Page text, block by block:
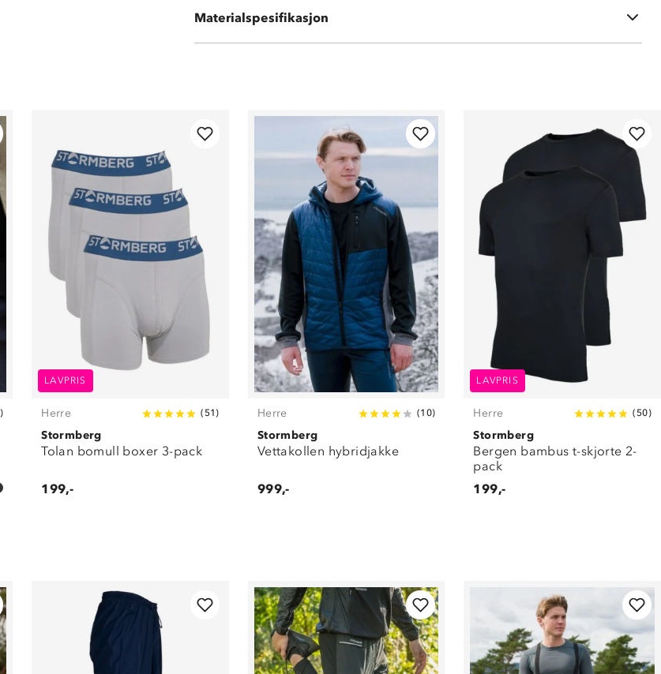
Materialspesifikasjon
Kontrastpaneler: 88 % polyester, 12 % spandex
)
LAVPRIS
Herre (51 )
Stormberg
Tolan bomull boxer 3-pack
199,-
Herre (10)
Stormberg
Vettakollen hybridjakke
999,-
LAVPRIS
Herre (50)
Stormberg
Bergen bambus t-skjorte 2-
pack
199,-